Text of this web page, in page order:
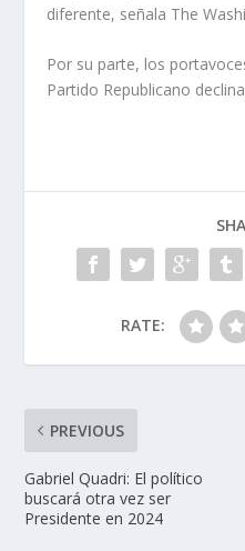
diferente, señala The
Por su parte, los
Partido Republicano
RATE:
PREVIOUS
Gabriel Quadri: El político
buscará otra vez ser
Presidente en 2024